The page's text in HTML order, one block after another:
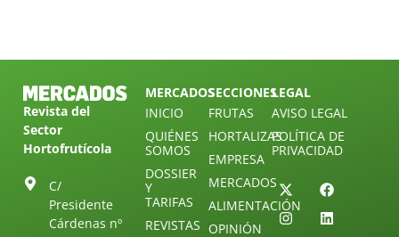
Revista del
Sector
Hortofrutícola
C/
Presidente
Cárdenas nº
MERCADOS
INICIO
QUIÉNES
SOMOS
DOSSIER
Y
TARIFAS
REVISTAS
SECCIONES
FRUTAS
HORTALIZAS
EMPRESA
MERCADOS
ALIMENTACIÓN
OPINIÓN
LEGAL
AVISO LEGAL
POLÍTICA DE
PRIVACIDAD